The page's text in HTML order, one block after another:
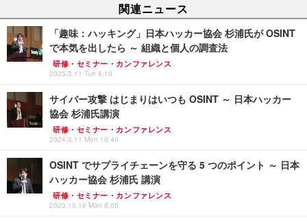
関連ニュース
「趣味：ハッキング」日本ハッカー協会 杉浦氏が OSINT
で本気を出したら ～ 組織と個人の調査法
研修・セミナー・カンファレンス
2025.3.11 Tue 8:10
サイバー攻撃 はじまりはいつも OSINT ～ 日本ハッカー
協会 杉浦氏講演
研修・セミナー・カンファレンス
2024.3.11 Mon 10:40
OSINT でサプライチェーンを守る 5 つのポイント ～ 日本
ハッカー協会 杉浦氏 講演
研修・セミナー・カンファレンス
2023.10.16 Mon 8:05